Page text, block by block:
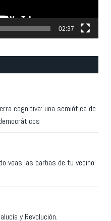
02:37
cognitiva: una semiótica de
veas las barbas de tu vecino
y Revolución.